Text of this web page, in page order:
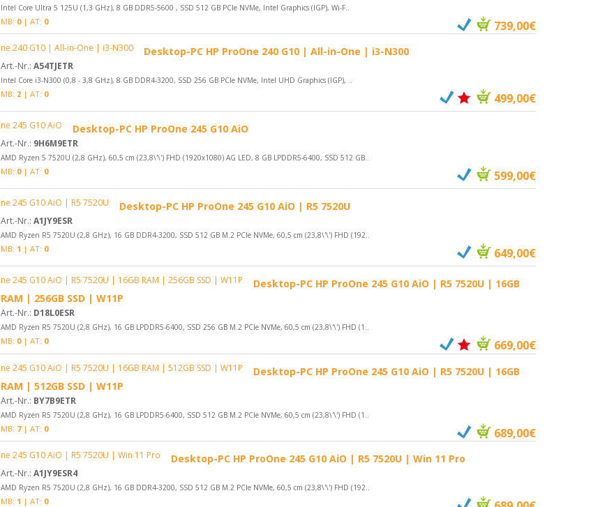
Intel Core Ultra 5 125U (1,3 GHz), 8 GB DDR5-5600 , SSD 512 GB PCIe NVMe, Intel Graphics (IGP), Wi-F..
MB: 0| AT: 0 739,00€
Desktop-PC HP ProOne 240 G10 | All-in-One | i3-N300
Art.-Nr.: A54TJETR
Intel Core i3-N300 (0,8 - 3,8 GHz), 8 GB DDR4-3200, SSD 256 GB PCIe NVMe, Intel UHD Graphics (IGP), ..
MB: 2| AT: 0 499,00€
Desktop-PC HP ProOne 245 G10 AiO
Art.-Nr.: 9H6M9ETR
AMD Ryzen 5 7520U (2,8 GHz), 60,5 cm (23,8\'\') FHD (1920x1080) AG LED, 8 GB LPDDR5-6400, SSD 512 GB..
MB: 0| AT: 0 599,00€
Desktop-PC HP ProOne 245 G10 AiO | R5 7520U
Art.-Nr.: A1JY9ESR
AMD Ryzen R5 7520U (2,8 GHz), 16 GB DDR4-3200, SSD 512 GB M.2 PCIe NVMe, 60,5 cm (23,8\'\') FHD (192..
MB: 1 | AT: 0 649,00€
Desktop-PC HP ProOne 245 G10 AiO | R5 7520U | 16GB
RAM | 256GB SSD | W11P
Art.-Nr.: D18L0ESR
AMD Ryzen R5 7520U (2,8 GHz), 16 GB LPDDR5-6400, SSD 256 GB M.2 PCIe NVMe, 60,5 cm (23,8\'\') FHD (1..
MB: 0| AT: 0 669,00€
Desktop-PC HP ProOne 245 G10 AiO | R5 7520U | 16GB
RAM | 512GB SSD | W11P
Art.-Nr.: BY7B9ETR
AMD Ryzen R5 7520U (2,8 GHz), 16 GB LPDDR5-6400, SSD 512 GB M.2 PCIe NVMe, 60,5 cm (23,8\'\') FHD (1..
MB: 7| AT: 0 689,00€
Desktop-PC HP ProOne 245 G10 AiO | R5 7520U | Win 11 Pro
Art.-Nr.: A1JY9ESR4
AMD Ryzen R5 7520U (2,8 GHz), 16 GB DDR4-3200, SSD 512 GB M.2 PCIe NVMe, 60,5 cm (23,8\'\') FHD (192..
MB: 1 | AT: 0